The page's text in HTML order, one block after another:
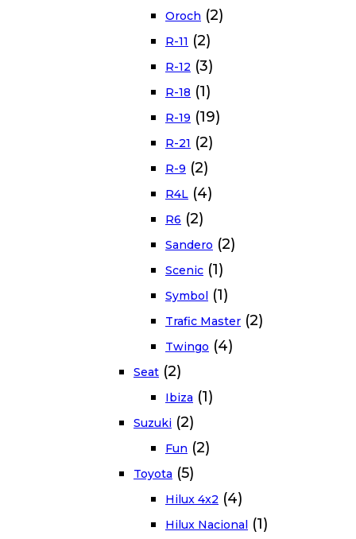
Oroch (2)
R-11 (2)
R-12 (3)
R-18 (1)
R-19 (19)
R-21 (2)
R-9 (2)
R4L (4)
R6 (2)
Sandero (2)
Scenic (1)
Symbol (1)
Trafic Master (2)
Twingo (4)
Seat (2)
Ibiza (1)
Suzuki (2)
Fun (2)
Toyota (5)
Hilux 4x2 (4)
Hilux Nacional (1)